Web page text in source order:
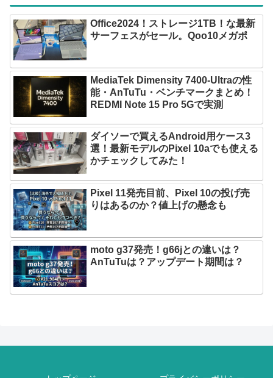
Office2024！ストレージ1TB！な最新
サーフェスがセール。Qoo10メガポ
MediaTek Dimensity 7400-Ultraの性
能・AnTuTu・ベンチマークまとめ！
REDMI Note 15 Pro 5Gで実測
ダイソーで買えるAndroid用ケース3
選！最新モデルのPixel 10aでも使える
かチェックしてみた！
Pixel 11発売目前、Pixel 10の投げ売
りはあるのか？値上げの懸念も
moto g37発売！g66jとの違いは？
AnTuTuは？アップデート期間は？